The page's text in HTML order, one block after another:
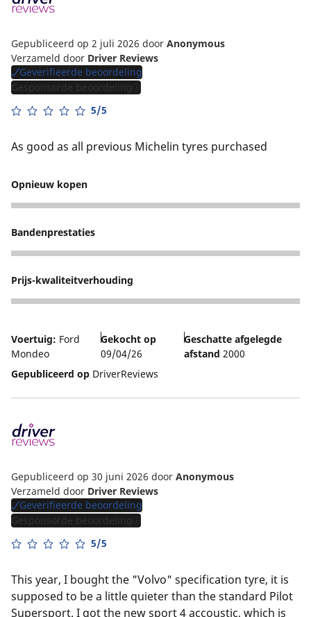
Gepubliceerd op 2 juli 2026 door Anonymous
Verzameld door Driver Reviews
Geverifieerde beoordeling
Gesponsorde beoordeling
5/5
As good as all previous Michelin tyres purchased
Opnieuw kopen
5
Bandenprestaties
5
Prijs-kwaliteitverhouding
4
Voertuig: Ford
Mondeo
Gekocht op
09/04/26
Geschatte afgelegde
afstand 2000
Gepubliceerd op DriverReviews
Gepubliceerd op 30 juni 2026 door Anonymous
Verzameld door Driver Reviews
Geverifieerde beoordeling
Gesponsorde beoordeling
5/5
This year, I bought the "Volvo" specification tyre, it is
supposed to be a little quieter than the standard Pilot
Supersport. I got the new sport 4 accoustic, which is